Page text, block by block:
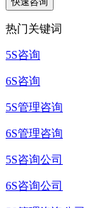
热门关键词
5S咨询
6S咨询
5S管理咨询
6S管理咨询
5S咨询公司
6S咨询公司